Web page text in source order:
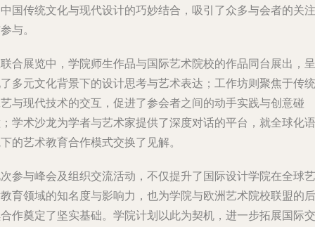
国传统文化与现代设计的巧妙结合，吸引了众多与会者的关注
与。
合展览中，学院师生作品与国际艺术院校的作品同台展出，呈
多元文化背景下的设计思考与艺术表达；工作坊则聚焦于传统
与现代技术的交互，促进了参会者之间的动手实践与创意碰
学术沙龙为学者与艺术家提供了深度对话的平台，就全球化语
的艺术教育合作模式交换了见解。
参与峰会及组织交流活动，不仅提升了国际设计学院在全球艺
育领域的知名度与影响力，也为学院与欧洲艺术院校联盟的后
作奠定了坚实基础。学院计划以此为契机，进一步拓展国际交